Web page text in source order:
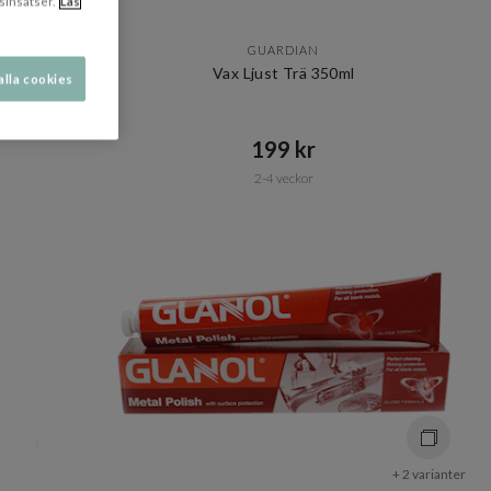
GUARDIAN
Vax Ljust Trä 350ml
199 kr​​
2-4 veckor
+ 2 varianter
cookies